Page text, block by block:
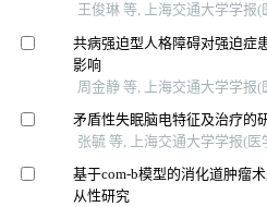
王俊琳 等, 上海交通大学学报(
共病强迫型人格障碍对强迫症
影响
周金静 等, 上海交通大学学报(
矛盾性失眠脑电特征及治疗的
张毓 等, 上海交通大学学报(医
基于com-b模型的消化道肿瘤
从性研究